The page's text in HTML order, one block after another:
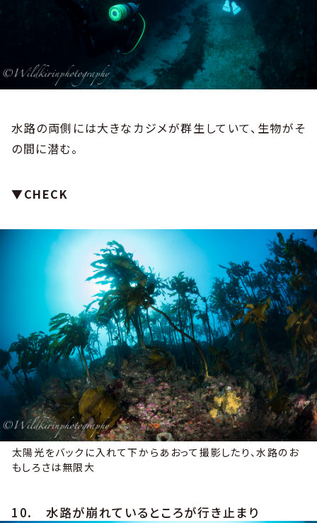
水路の両側には大きなカジメが群生していて、生物がそ
の間に潜む。
▼CHECK
太陽光をバックに入れて下からあおって撮影したり、水路のお
もしろさは無限大
10. 水路が崩れているところが行き止まり